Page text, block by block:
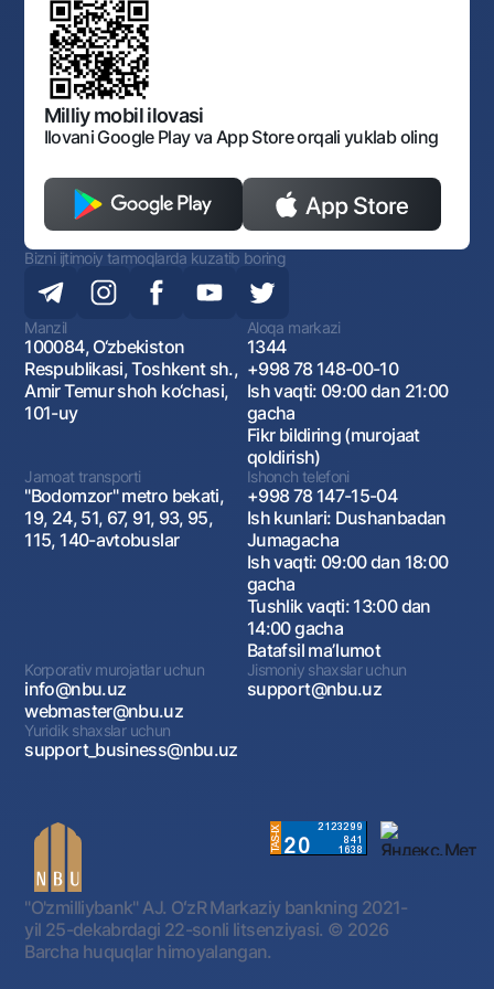
Korporativ uslub
Sayt haritasi
O‘zbekiston Tasviriy san’at galereyasi
Normativ huquqiy hujjatlar
O'zbekiston Respublikasi Tashqi Iqtisodiy Faoliyat Milliy
Bankining ish tartibi va rejimi
Ochiq ma'lumotlar
Monopoliyaga qarshi komplaens
Milliy mobil ilovasi
Ilovani Google Play va App Store orqali yuklab oling
Bizni ijtimoiy tarmoqlarda kuzatib boring
Manzil
100084, O‘zbekiston
Respublikasi, Toshkent sh.,
Amir Temur shoh ko‘chasi,
101-uy
Aloqa markazi
1344
+998 78 148-00-10
Ish vaqti: 09:00 dan 21:00
gacha
Fikr bildiring (murojaat
qoldirish)
Jamoat transporti
"Bodomzor" metro bekati,
19, 24, 51, 67, 91, 93, 95,
115, 140-avtobuslar
Ishonch telefoni
+998 78 147-15-04
Ish kunlari: Dushanbadan
Jumagacha
Ish vaqti: 09:00 dan 18:00
gacha
Tushlik vaqti: 13:00 dan
14:00 gacha
Batafsil maʼlumot
Korporativ murojatlar uchun
info@nbu.uz
webmaster@nbu.uz
Jismoniy shaxslar uchun
support@nbu.uz
Yuridik shaxslar uchun
support_business@nbu.uz
"O'zmilliybank" AJ. OʻzR Markaziy bankning 2021-
yil 25-dekabrdagi 22-sonli litsenziyasi. © 2026
Barcha huquqlar himoyalangan.